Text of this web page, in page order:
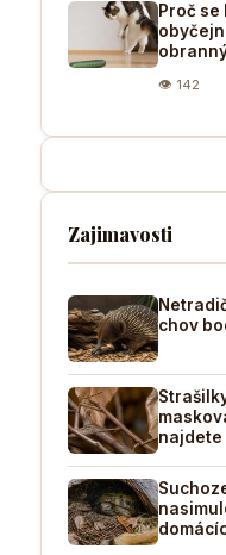
Proč
👁 142
Zajimavosti
chov
najdete